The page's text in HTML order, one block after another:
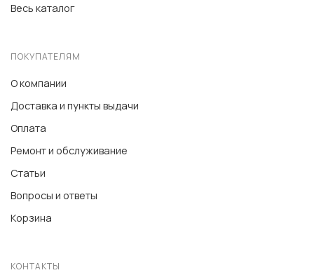
Весь каталог
ПОКУПАТЕЛЯМ
О компании
Доставка и пункты выдачи
Оплата
Ремонт и обслуживание
Статьи
Вопросы и ответы
Корзина
КОНТАКТЫ